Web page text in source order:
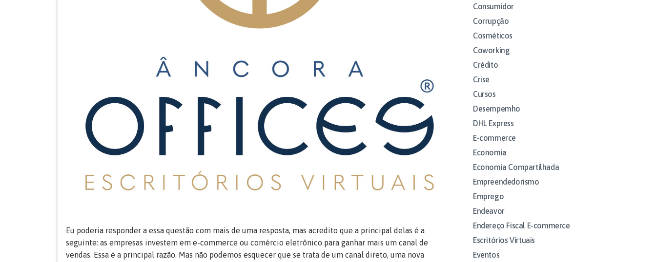
Eu poderia responder a essa questão com mais de uma resposta, mas acredito que a principal delas é a
seguinte: as empresas investem em e-commerce ou comércio eletrônico para ganhar mais um canal de
vendas. Essa é a principal razão. Mas não podemos esquecer que se trata de um canal direto, uma nova
Consumidor
Corrupção
Cosméticos
Coworking
Crédito
Crise
Cursos
Desempemho
DHL Express
E-commerce
Economia
Economia Compartilhada
Empreendedorismo
Emprego
Endeavor
Endereço Fiscal E-commerce
Escritórios Virtuais
Eventos